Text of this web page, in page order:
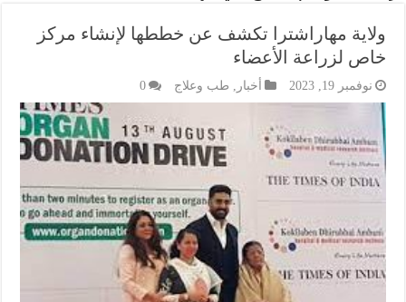
ولاية مهاراشترا تكشف عن خططها لإنشاء مركز
خاص لزراعة الأعضاء
نوفمبر 19, 2023 أخبار , طب وعلاج 0